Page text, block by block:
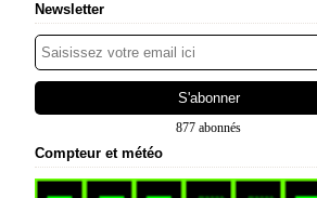
Newsletter
877 abonnés
Compteur et météo